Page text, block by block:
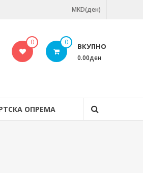
MKD(ден)
0 0 ВКУПНО
0.00ден
ОПРЕМА